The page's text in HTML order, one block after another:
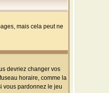
mais cela peut ne
devriez changer vos
horaire, comme la
vous pardonnez le jeu